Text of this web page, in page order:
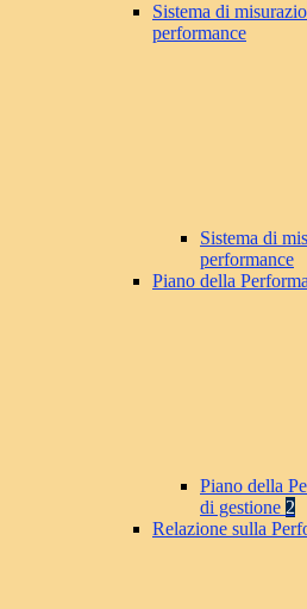
Sistema di
performance
Sistema di
performance
Piano della
Piano della
di gestione 2
Relazione sulla